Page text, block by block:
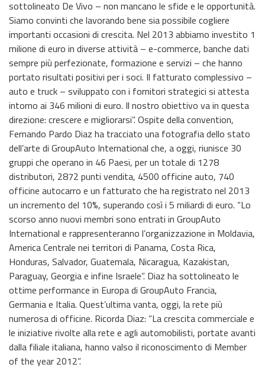
sottolineato De Vivo – non mancano le sfide e le opportunità.
Siamo convinti che lavorando bene sia possibile cogliere
importanti occasioni di crescita. Nel 2013 abbiamo investito 1
milione di euro in diverse attività – e-commerce, banche dati
sempre più perfezionate, formazione e servizi – che hanno
portato risultati positivi per i soci. Il fatturato complessivo –
auto e truck – sviluppato con i fornitori strategici si attesta
intorno ai 346 milioni di euro. Il nostro obiettivo va in questa
direzione: crescere e migliorarsi”. Ospite della convention,
Fernando Pardo Diaz ha tracciato una fotografia dello stato
dell’arte di GroupAuto International che, a oggi, riunisce 30
gruppi che operano in 46 Paesi, per un totale di 1278
distributori, 2872 punti vendita, 4500 officine auto, 740
officine autocarro e un fatturato che ha registrato nel 2013
un incremento del 10%, superando così i 5 miliardi di euro. “Lo
scorso anno nuovi membri sono entrati in GroupAuto
International e rappresenteranno l’organizzazione in Moldavia,
America Centrale nei territori di Panama, Costa Rica,
Honduras, Salvador, Guatemala, Nicaragua, Kazakistan,
Paraguay, Georgia e infine Israele”. Diaz ha sottolineato le
ottime performance in Europa di GroupAuto Francia,
Germania e Italia. Quest’ultima vanta, oggi, la rete più
numerosa di officine. Ricorda Diaz: “La crescita commerciale e
le iniziative rivolte alla rete e agli automobilisti, portate avanti
dalla filiale italiana, hanno valso il riconoscimento di Member
of the year 2012”.